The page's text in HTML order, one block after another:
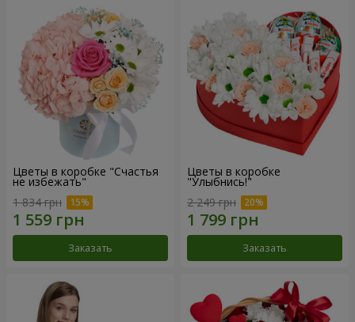
Цветы в коробке "Счастья
не избежать"
1 834 грн
Заказать
Цветы в коробке
"Улыбнись!"
2 249 грн
Заказать